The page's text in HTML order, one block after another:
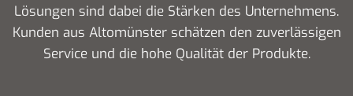
Lösungen sind dabei die Stärken des Unternehmens.
Kunden aus Altomünster schätzen den zuverlässigen
Service und die hohe Qualität der Produkte.